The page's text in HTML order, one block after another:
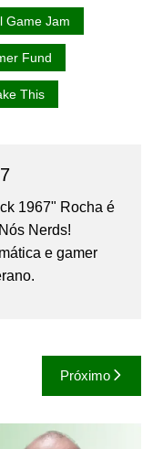
Game Jam
Fund
This
1967" Rocha é
Nerds!
e gamer
Próximo